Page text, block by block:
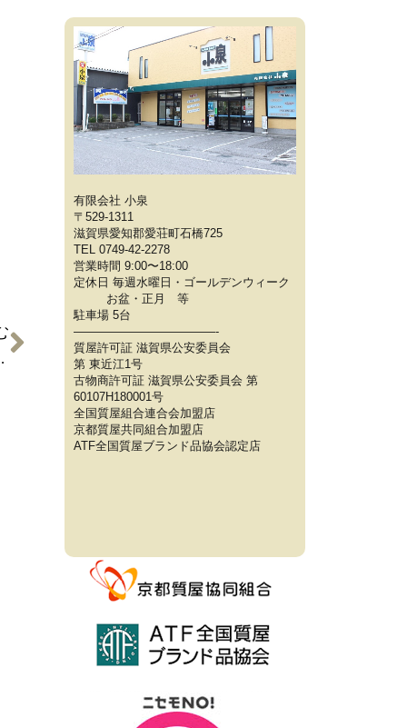
取OKです
有限会社 小泉
〒529-1311
滋賀県愛知郡愛荘町石橋725
TEL 0749-42-2278
営業時間 9:00〜18:00
定休日 毎週水曜日・ゴールデンウィーク
お盆・正月 等
駐車場 5台
————————————-
質屋許可証 滋賀県公安委員会
第 東近江1号
古物商許可証 滋賀県公安委員会 第
60107H180001号
全国質屋組合連合会加盟店
京都質屋共同組合加盟店
ATF全国質屋ブランド品協会認定店